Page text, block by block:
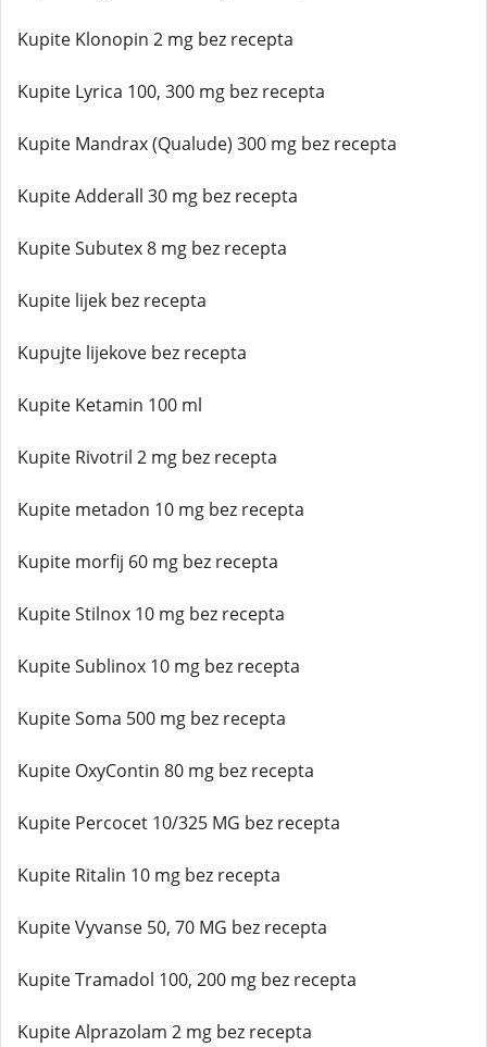
Kupite Klonopin 2 mg bez recepta
Kupite Lyrica 100, 300 mg bez recepta
Kupite Mandrax (Qualude) 300 mg bez recepta
Kupite Adderall 30 mg bez recepta
Kupite Subutex 8 mg bez recepta
Kupite lijek bez recepta
Kupujte lijekove bez recepta
Kupite Ketamin 100 ml
Kupite Rivotril 2 mg bez recepta
Kupite metadon 10 mg bez recepta
Kupite morfij 60 mg bez recepta
Kupite Stilnox 10 mg bez recepta
Kupite Sublinox 10 mg bez recepta
Kupite Soma 500 mg bez recepta
Kupite OxyContin 80 mg bez recepta
Kupite Percocet 10/325 MG bez recepta
Kupite Ritalin 10 mg bez recepta
Kupite Vyvanse 50, 70 MG bez recepta
Kupite Tramadol 100, 200 mg bez recepta
Kupite Alprazolam 2 mg bez recepta